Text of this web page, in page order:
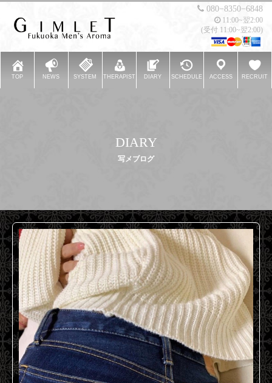
080−8350−6848
11:00~翌2:00
(受付 11:00~翌2:00)
TOP NEWS SYSTEM THERAPIST DIARY SCHEDULE ACCESS RECRUIT
DIARY
写メブログ